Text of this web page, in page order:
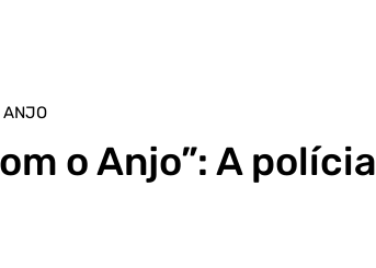
ANJO
o Anjo”: A polícia